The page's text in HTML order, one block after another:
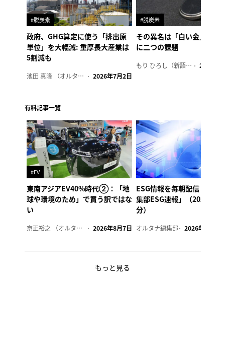
#脱炭素
政府、GHG算定に使う「排出原
単位」を大幅減: 重厚長大産業は
5割減も
池田 真隆 （オルタナ輪番編集長） 2026年7月2日
#脱炭素
その異名は「白い金」、リ
に二つの課題
もり ひろし（新語ウォッチャー） 2023年7
有料記事一覧
#EV
東南アジアEV40%時代②：「地
球や環境のため」で買う訳ではな
い
京正裕之 （オルタナ副編集長） 2026年8月7日
ESG情報を毎朝配信「オル
集部ESG速報」（2026年8
分）
オルタナ編集部 2026年8月7日
もっと見る